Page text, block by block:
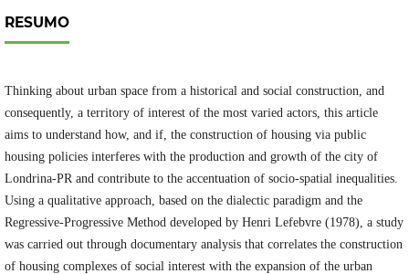
RESUMO
Thinking about urban space from a historical and social construction, and
consequently, a territory of interest of the most varied actors, this article
aims to understand how, and if, the construction of housing via public
housing policies interferes with the production and growth of the city of
Londrina-PR and contribute to the accentuation of socio-spatial inequalities.
Using a qualitative approach, based on the dialectic paradigm and the
Regressive-Progressive Method developed by Henri Lefebvre (1978), a study
was carried out through documentary analysis that correlates the construction
of housing complexes of social interest with the expansion of the urban